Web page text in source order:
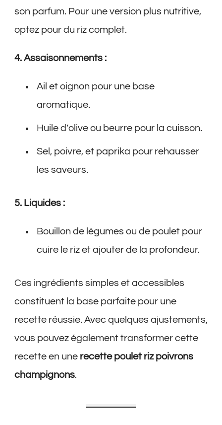
son parfum. Pour une version plus nutritive,
optez pour du riz complet.
4. Assaisonnements :
Ail et oignon pour une base
aromatique.
Huile d’olive ou beurre pour la cuisson.
Sel, poivre, et paprika pour rehausser
les saveurs.
5. Liquides :
Bouillon de légumes ou de poulet pour
cuire le riz et ajouter de la profondeur.
Ces ingrédients simples et accessibles
constituent la base parfaite pour une
recette réussie. Avec quelques ajustements,
vous pouvez également transformer cette
recette en une recette poulet riz poivrons
champignons.